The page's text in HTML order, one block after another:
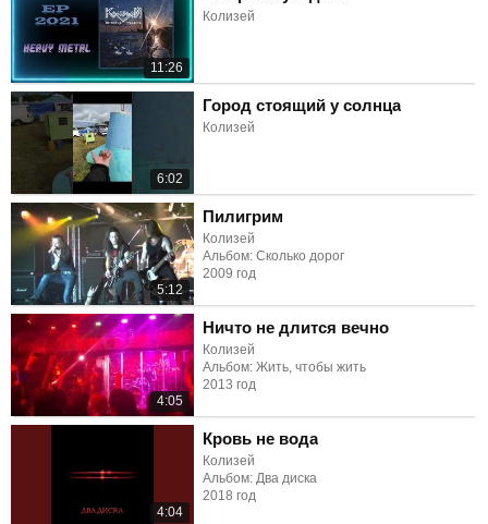
11:26
Колизей
6:02
Город стоящий у солнца
Колизей
5:12
Пилигрим
Колизей
Альбом: Сколько дорог
2009 год
4:05
Ничто не длится вечно
Колизей
Альбом: Жить, чтобы жить
2013 год
4:04
Кровь не вода
Колизей
Альбом: Два диска
2018 год